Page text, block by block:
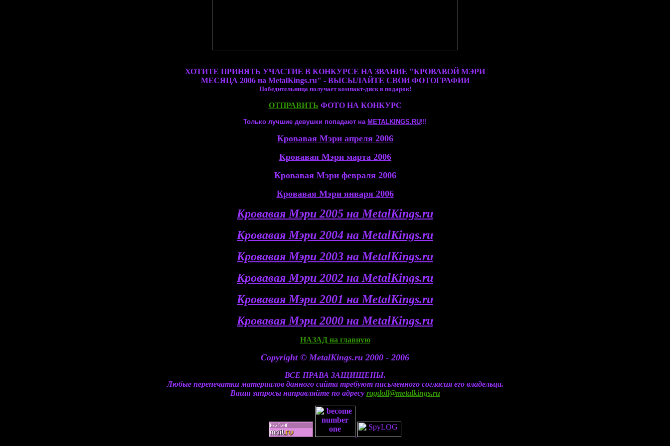
ХОТИТЕ ПРИНЯТЬ УЧАСТИЕ В КОНКУРСЕ НА ЗВАНИЕ "КРОВАВОЙ МЭРИ
МЕСЯЦА 2006 на MetalKings.ru" - ВЫСЫЛАЙТЕ СВОИ ФОТОГРАФИИ
Победительница получает компакт-диск в подарок!
ОТПРАВИТЬ ФОТО НА КОНКУРС
Только лучшие девушки попадают на МЕTALKINGS.RU!!!
Кровавая Мэри апреля 2006
Кровавая Мэри марта 2006
Кровавая Мэри февраля 2006
Кровавая Мэри января 2006
Кровавая Мэри 2005 на MetalKings.ru
Кровавая Мэри 2004 на MetalKings.ru
Кровавая Мэри 2003 на MetalKings.ru
Кровавая Мэри 2002 на MetalKings.ru
Кровавая Мэри 2001 на MetalKings.ru
Кровавая Мэри 2000 на MetalKings.ru
НАЗАД на главную
Copyright © MetalKings.ru 2000 - 2006
ВСЕ ПРАВА ЗАЩИЩЕНЫ.
Любые перепечатки материалов данного сайта требуют письменного согласия его владельца.
Ваши запросы направляйте по адресу ragdoll@metalkings.ru